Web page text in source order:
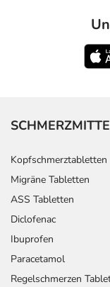
Kopfschmerztabletten
Migräne Tabletten
ASS Tabletten
Diclofenac
Ibuprofen
Paracetamol
Regelschmerzen